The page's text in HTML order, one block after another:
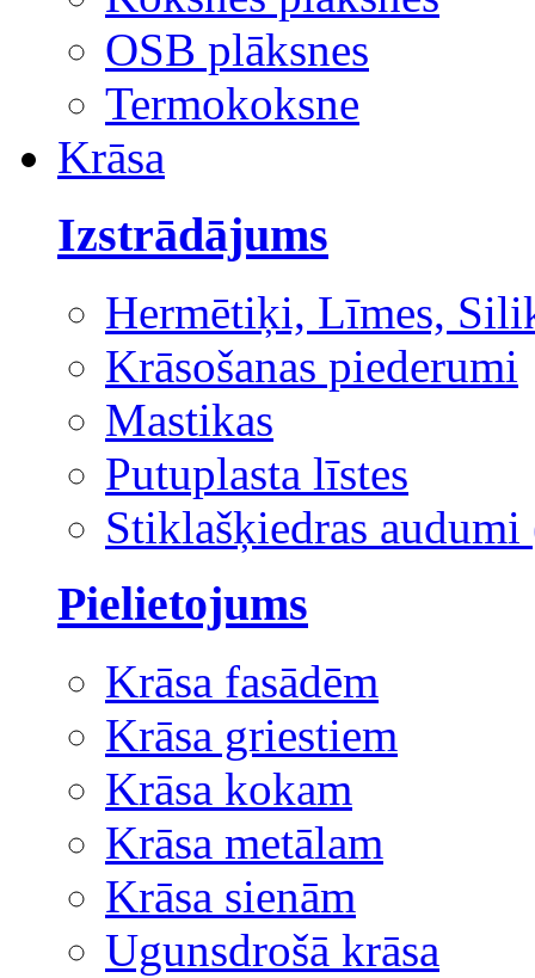
OSB plāksnes
Termokoksne
Krāsa
Izstrādājums
Hermētiķi, Līmes,
Krāsošanas piederumi
Mastikas
Putuplasta līstes
Stiklašķiedras audumi
Pielietojums
Krāsa fasādēm
Krāsa griestiem
Krāsa kokam
Krāsa metālam
Krāsa sienām
Ugunsdrošā krāsa